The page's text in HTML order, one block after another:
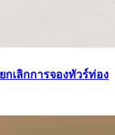
เลิกการจองทัวร์ท่อง